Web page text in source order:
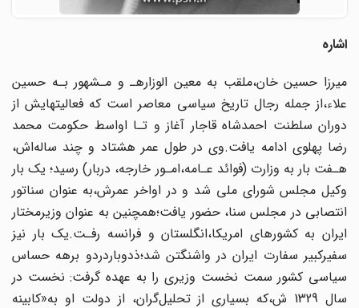
اشاره
میرزا حسین خان،ملقب به معین الوزارهـ‌ و مـشهور‌ بـه‌ حسین
علاء،از جمله رجال تاریخ‌ سیاسی معاصر است که فعالیتهایش از
دوران سلطنت احمدشاه‌ قاجار آغاز و تـا اواسط حکومت محمد
رضا پهلوی ادامه یافت.وی در طول‌ عمر هشتاد و چند ساله‌اش‌،
هـفت‌ بار به وزارت (فوائد عـامه،امـور خارجه، دربار) رسید؛ یک بار
وکیل مجلس شورای ملی شد و در اواخر عمرش،به عنوان سناتور
انتصابی در مجلس سنا، حضور یافت؛همچنین به عنوان‌‌ وزیرمختار
ایران به کشورهای امریکا،انگلستان و فرانسه رفـت.یک بار نیز
سفیرکبیر سفارت ایران در واشنگتن شد؛ذدوباردردو برهه حساس
سیاسی کشور سمت‌ نخست ‌وزیری را به عهده‌ گرفت‌: نخست در
سال 1329 ش،که بسیاری از تحلیل‌گران، از دولت او به«کابینه